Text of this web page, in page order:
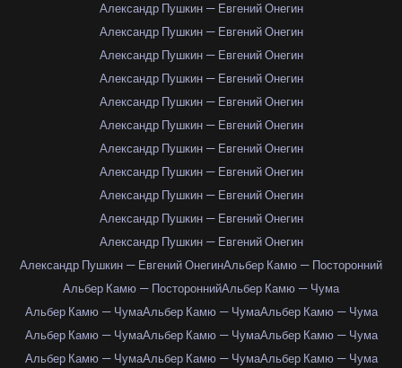
Александр Пушкин — Евгений Онегин
Александр Пушкин — Евгений Онегин
Александр Пушкин — Евгений Онегин
Александр Пушкин — Евгений Онегин
Александр Пушкин — Евгений Онегин
Александр Пушкин — Евгений Онегин
Александр Пушкин — Евгений Онегин
Александр Пушкин — Евгений Онегин
Александр Пушкин — Евгений Онегин
Александр Пушкин — Евгений Онегин
Александр Пушкин — Евгений Онегин
Александр Пушкин — Евгений ОнегинАльбер Камю — Посторонний
Альбер Камю — ПостороннийАльбер Камю — Чума
Альбер Камю — ЧумаАльбер Камю — ЧумаАльбер Камю — Чума
Альбер Камю — ЧумаАльбер Камю — ЧумаАльбер Камю — Чума
Альбер Камю — ЧумаАльбер Камю — ЧумаАльбер Камю — Чума